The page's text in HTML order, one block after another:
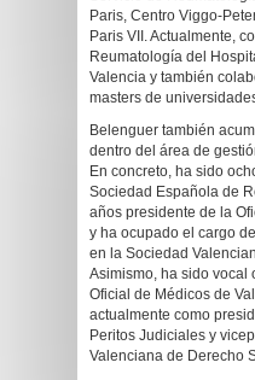
Paris, Centro Viggo-
Paris VII. Actualmente,
Reumatología del
Valencia y también
masters de
Belenguer también
dentro del área de
En concreto, ha sido
Sociedad Española de
años presidente de la
y ha ocupado el cargo
en la Sociedad
Asimismo, ha sido vocal
Oficial de Médicos de
actualmente como
Peritos Judiciales y
Valenciana de Derecho